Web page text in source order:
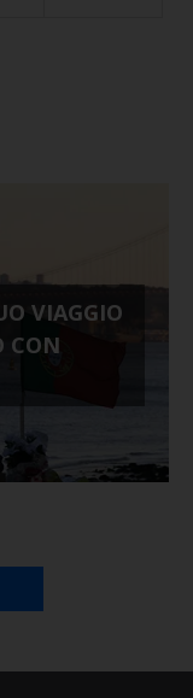
VIAGGIO
CON